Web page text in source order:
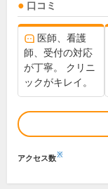
口コミ
医師、看護
師、受付の対応
が丁寧。 クリニ
ックがキレイ。
アクセス数※